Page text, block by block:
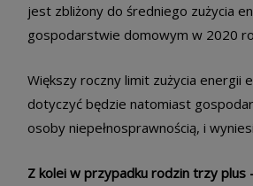
jest zbliżony do średniego zużycia
gospodarstwie domowym w 2020
Większy roczny limit zużycia energii
dotyczyć będzie natomiast
osoby niepełnosprawnością, i
Z kolei w przypadku rodzin trzy plus